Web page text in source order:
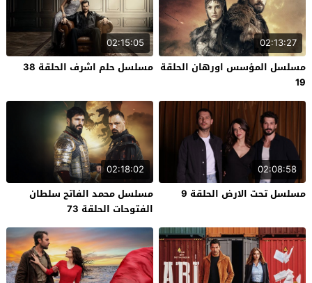
02:13:27
مسلسل المؤسس اورهان الحلقة
19
02:15:05
مسلسل حلم اشرف الحلقة 38
02:08:58
مسلسل تحت الارض الحلقة 9
02:18:02
مسلسل محمد الفاتح سلطان
الفتوحات الحلقة 73